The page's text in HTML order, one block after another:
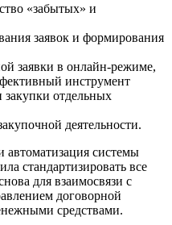
«забытых» и
заявок и формирования
заявки в онлайн-режиме,
инструмент
закупки отдельных
деятельности.
автоматизация системы
стандартизировать все
для взаимосвязи с
договорной
средствами.